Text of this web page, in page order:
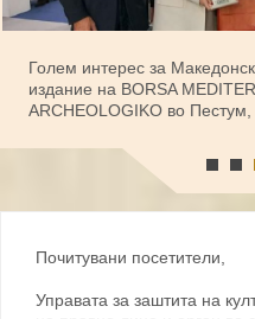
Управа за заштита на
години на Архолошка Берза
Почитувани посетители,
Управата за заштита на